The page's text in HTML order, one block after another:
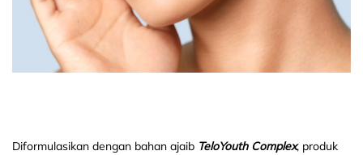
Diformulasikan dengan bahan ajaib TeloYouth Complex, produk